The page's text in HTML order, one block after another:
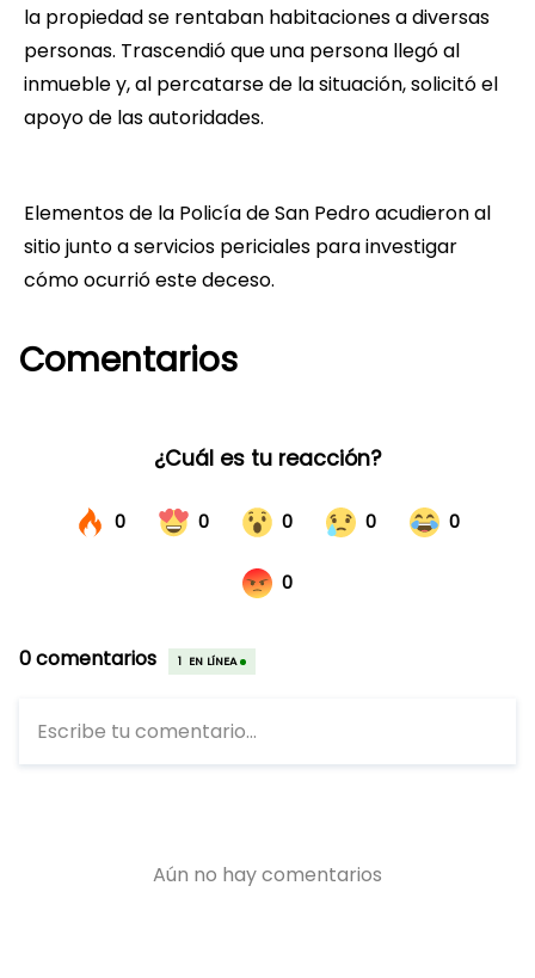
la propiedad se rentaban habitaciones a diversas
personas. Trascendió que una persona llegó al
inmueble y, al percatarse de la situación, solicitó el
apoyo de las autoridades.
Elementos de la Policía de San Pedro acudieron al
sitio junto a servicios periciales para investigar
cómo ocurrió este deceso.
Comentarios